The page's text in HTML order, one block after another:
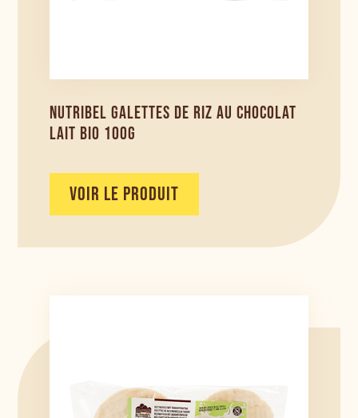
NUTRIBEL GALETTES DE RIZ AU CHOCOLAT
LAIT BIO 100G
VOIR LE PRODUIT